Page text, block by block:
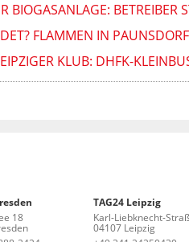
BIOGASANLAGE: BETREIBER
FLAMMEN IN
KLUB: DHFK-
18
TAG24 Leipzig
Karl-Liebknecht-
04107 Leipzig